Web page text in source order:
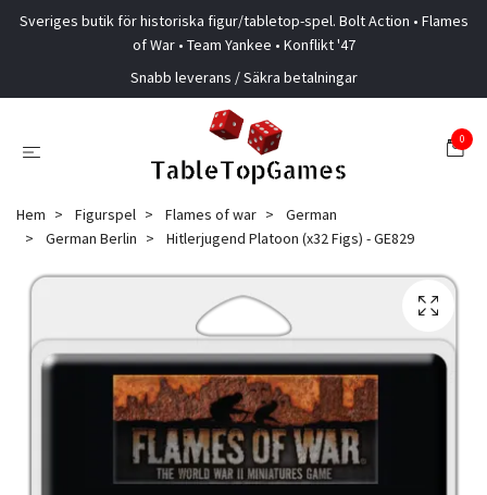
Sveriges butik för historiska figur/tabletop-spel. Bolt Action • Flames
of War • Team Yankee • Konflikt '47
Snabb leverans / Säkra betalningar
0
Hem Figurspel Flames of war
German
German Berlin
Hitlerjugend Platoon (x32 Figs) - GE829